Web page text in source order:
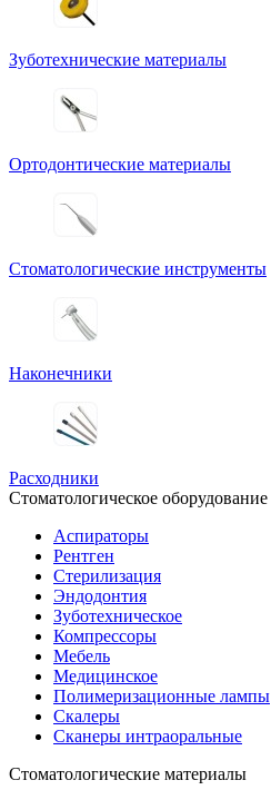
Зуботехнические материалы
Ортодонтические материалы
Стоматологические инструменты
Наконечники
Расходники
Стоматологическое оборудование
Аспираторы
Рентген
Стерилизация
Эндодонтия
Зуботехническое
Компрессоры
Мебель
Медицинское
Полимеризационные лампы
Скалеры
Сканеры интраоральные
Стоматологические материалы